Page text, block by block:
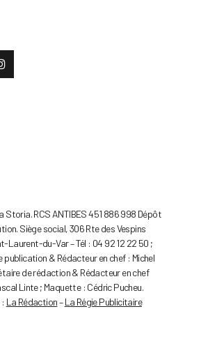
Storia. RCS ANTIBES 451 886 998 Dépôt
Siège social, 306 Rte des Vespins
Laurent-du-Var – Tél : 04 92 12 22 50 ;
publication & Rédacteur en chef : Michel
de rédaction & Rédacteur en chef
Linte ; Maquette : Cédric Pucheu.
La Rédaction–La Régie Publicitaire